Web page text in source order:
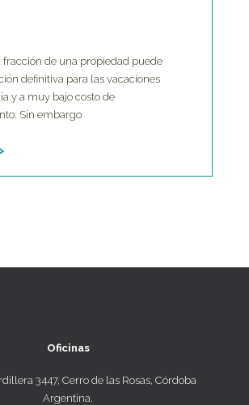
de una propiedad puede
definitiva para las vacaciones
y a muy bajo costo de
Sin embargo
Oficinas
3447, Cerro de las Rosas, Córdoba
Argentina.